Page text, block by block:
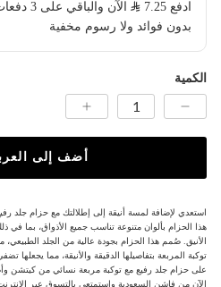
ادفع 7.25
الآن والباقي على 3
بدون فوائد ولا رسوم مخفية
الكمية
أضف إلى
استعدي لإضافة لمسة أنيقة إلى إطلالتك مع حزام جلد
هذا الحزام بألوان متنوعة تناسب جميع الأذواق، بما في
الأنيق. صُمم هذا الحزام بجودة عالية من الجلد الطبيعي،
توكبة المربعة بتفاصيلها الدقيقة والأنيقة، مما
على حزام جلد رفيع مع توكبة مربعة نسائي من كيتشن
الآن من فاشن السعودية واستمتعي بالتسوق عبر الإنترنت